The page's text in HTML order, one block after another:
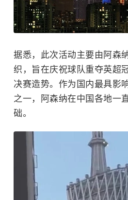
据悉，此次活动主要由阿森
织，旨在庆祝球队重夺英超
决赛造势。作为国内最具影
之一，阿森纳在中国各地一
础。